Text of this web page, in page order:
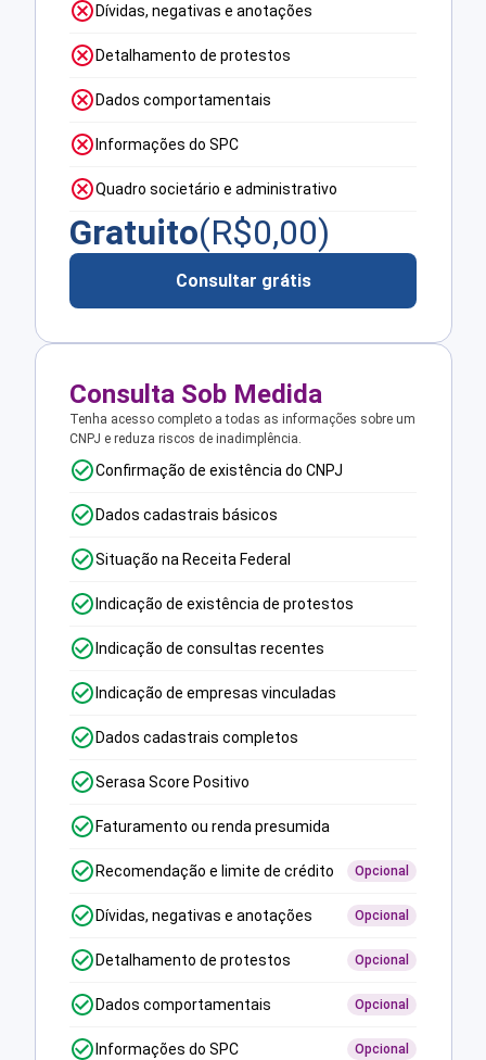
Dívidas, negativas e anotações
Detalhamento de protestos
Dados comportamentais
Informações do SPC
Quadro societário e administrativo
Gratuito(R$0,00)
Consultar grátis
Consulta Sob Medida
Tenha acesso completo a todas as informações sobre um
CNPJ e reduza riscos de inadimplência.
Confirmação de existência do CNPJ
Dados cadastrais básicos
Situação na Receita Federal
Indicação de existência de protestos
Indicação de consultas recentes
Indicação de empresas vinculadas
Dados cadastrais completos
Serasa Score Positivo
Faturamento ou renda presumida
Recomendação e limite de crédito Opcional
Dívidas, negativas e anotações Opcional
Detalhamento de protestos Opcional
Dados comportamentais Opcional
Informações do SPC Opcional